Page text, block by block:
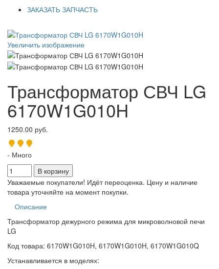
ЗАКАЗАТЬ ЗАПЧАСТЬ
Увеличить изображение
Трансформатор СВЧ LG
6170W1G010H
1250.00 руб.
- Много
Уважаемые покупатели! Идёт переоценка. Цену и наличие
товара уточняйте на момент покупки.
Описание
Трансформатор дежурного режима для микроволновой печи
LG
Код товара: 6170W1G010H, 6170W1G010H, 6170W1G010Q
Устанавливается в моделях: